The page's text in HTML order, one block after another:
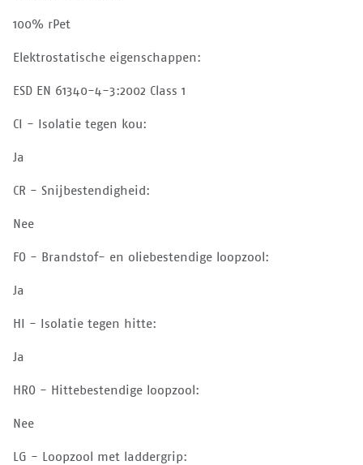
100% rPet
Elektrostatische eigenschappen:
ESD EN 61340-4-3:2002 Class 1
CI - Isolatie tegen kou:
Ja
CR - Snijbestendigheid:
Nee
FO - Brandstof- en oliebestendige loopzool:
Ja
HI - Isolatie tegen hitte:
Ja
HRO - Hittebestendige loopzool:
Nee
LG - Loopzool met laddergrip: